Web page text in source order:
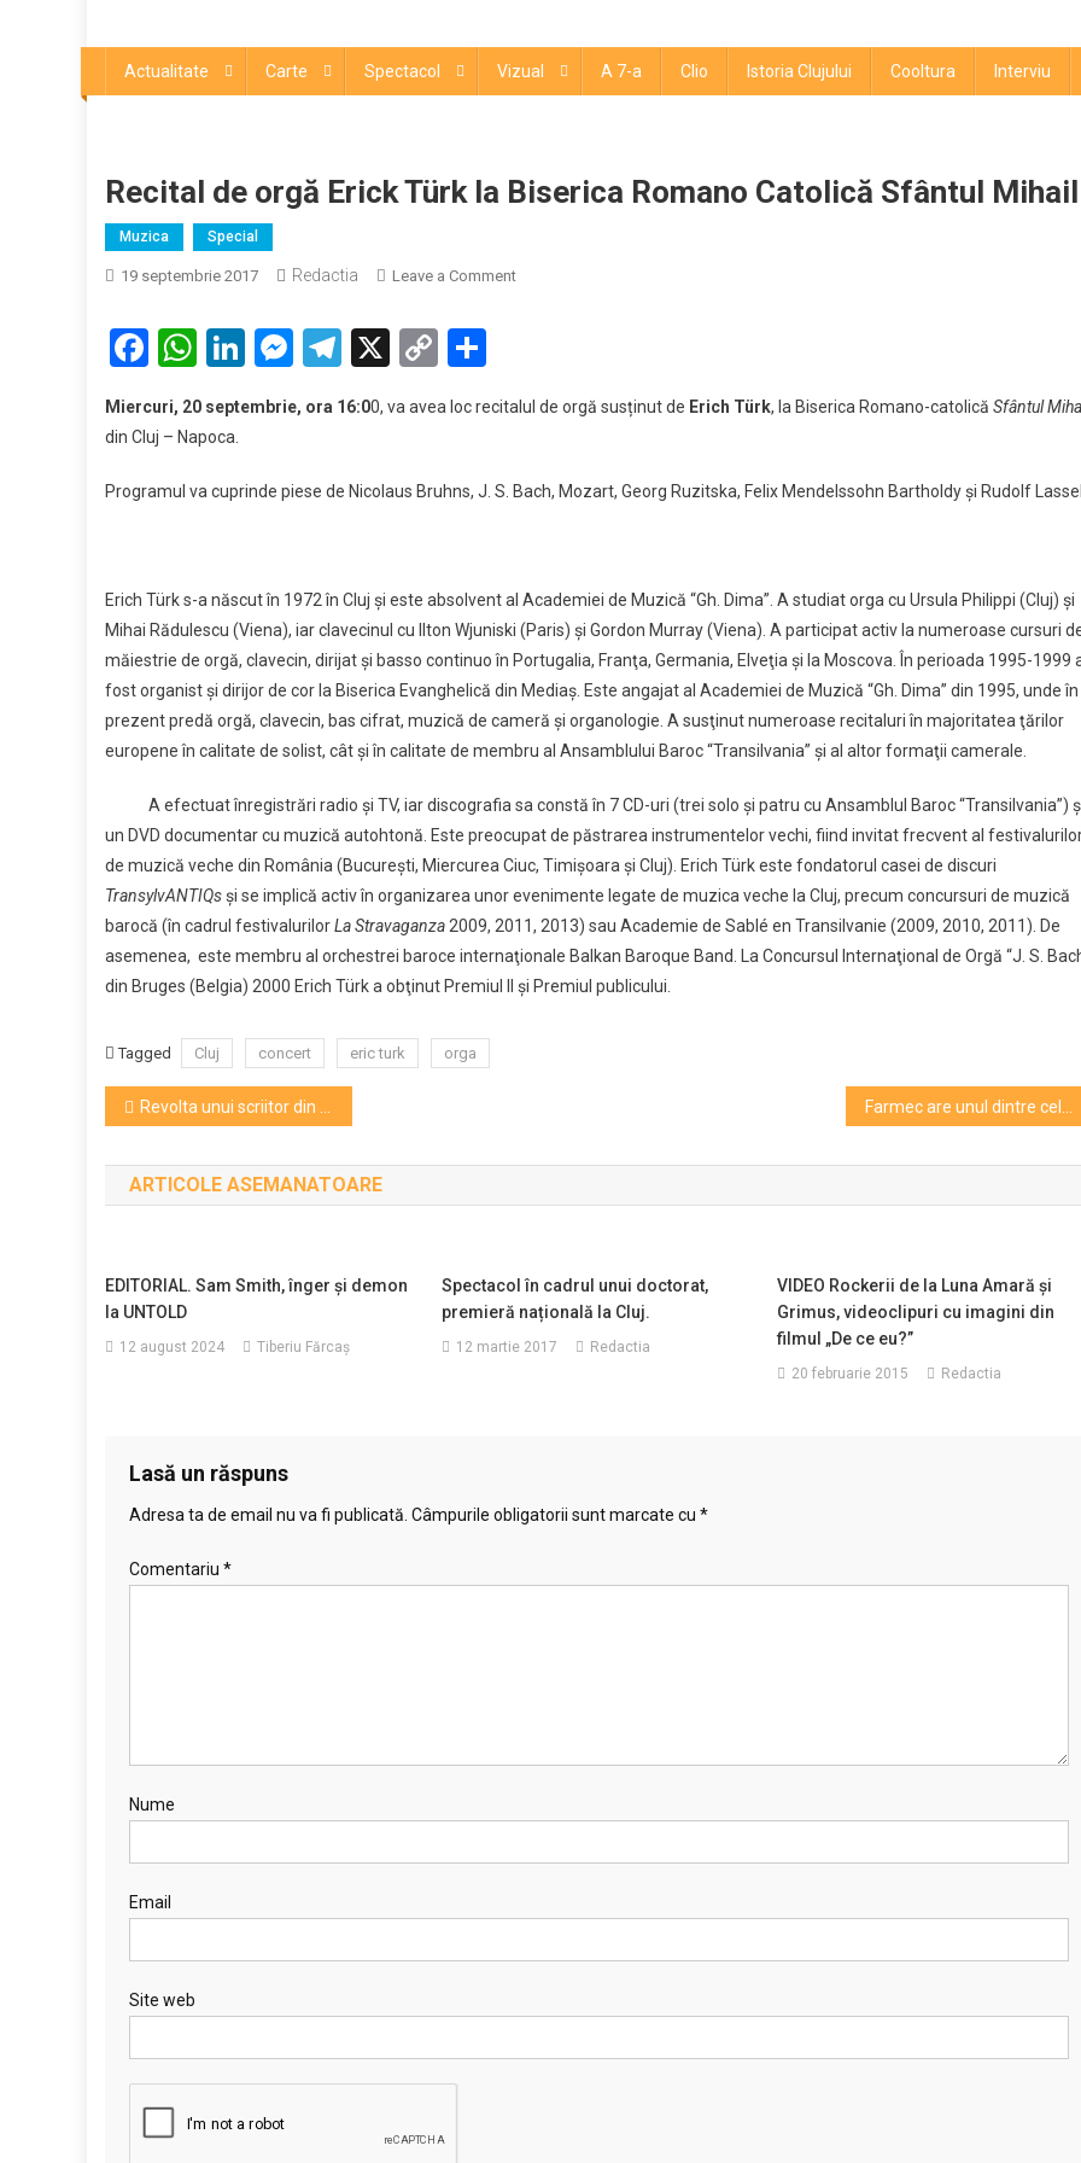
Actualitate Carte Spectacol Vizual A 7-a Clio Istoria Clujului Cooltura Interviu
Recital de orgă Erick Türk la Biserica Romano Catolică Sfântul Mihail
Muzica Special
19 septembrie 2017 Redactia Leave a Commenton
Türk
Romano
Facebook
WhatsApp
LinkedIn
Messenger
Telegram
X
Copy
Miercuri, 20 septembrie, ora 16:00, va avea loc recitalul de orgă susținut de Erich Türk, la Biserica Romano-catolică Sfântul
din Cluj – Napoca.
Programul va cuprinde piese de Nicolaus Bruhns, J. S. Bach, Mozart, Georg Ruzitska, Felix Mendelssohn Bartholdy și Rudolf Lassel.
Erich Türk s-a născut în 1972 în Cluj şi este absolvent al Academiei de Muzică “Gh. Dima”. A studiat orga cu Ursula Philippi (Cluj) şi
Mihai Rădulescu (Viena), iar clavecinul cu Ilton Wjuniski (Paris) şi Gordon Murray (Viena). A participat activ la numeroase cursuri
măiestrie de orgă, clavecin, dirijat şi basso continuo în Portugalia, Franţa, Germania, Elveţia şi la Moscova. În perioada 1995-1999
fost organist şi dirijor de cor la Biserica Evanghelică din Mediaş. Este angajat al Academiei de Muzică “Gh. Dima” din 1995, unde în
prezent predă orgă, clavecin, bas cifrat, muzică de cameră şi organologie. A susţinut numeroase recitaluri în majoritatea ţărilor
europene în calitate de solist, cât şi în calitate de membru al Ansamblului Baroc “Transilvania” şi al altor formaţii camerale.
A efectuat înregistrări radio şi TV, iar discografia sa constă în 7 CD-uri (trei solo şi patru cu Ansamblul Baroc “Transilvania”)
un DVD documentar cu muzică autohtonă. Este preocupat de păstrarea instrumentelor vechi, fiind invitat frecvent al
de muzică veche din România (Bucureşti, Miercurea Ciuc, Timişoara şi Cluj). Erich Türk este fondatorul casei de discuri
TransylvANTIQsşi se implică activ în organizarea unor evenimente legate de muzica veche la Cluj, precum concursuri de muzică
barocă (în cadrul festivalurilorLa Stravaganza 2009, 2011, 2013) sau Academie de Sablé en Transilvanie (2009, 2010, 2011). De
asemenea, este membru al orchestrei baroce internaţionale Balkan Baroque Band. La Concursul Internaţional de Orgă “J. S.
din Bruges (Belgia) 2000 Erich Türk a obţinut Premiul II şi Premiul publicului.
Tagged Cluj concert eric turk orga
Navigare
în
articole
Revolta unui scriitor din generația tânără. Andrei Ruse: mimarea solidarității de breaslă e penibilă!
ARTICOLE ASEMANATOARE
EDITORIAL. Sam Smith, înger și demon
la UNTOLD
12 august 2024 Tiberiu Fărcaş
Spectacol în cadrul unui doctorat,
premieră națională la Cluj.
12 martie 2017 Redactia
VIDEO Rockerii de la Luna Amară şi
Grimus, videoclipuri cu imagini din
filmul „De ce eu?”
20 februarie 2015 Redactia
Lasă un răspuns
Adresa ta de email nu va fi publicată. Câmpurile obligatorii sunt marcate cu *
Comentariu *
Nume
Email
Site web